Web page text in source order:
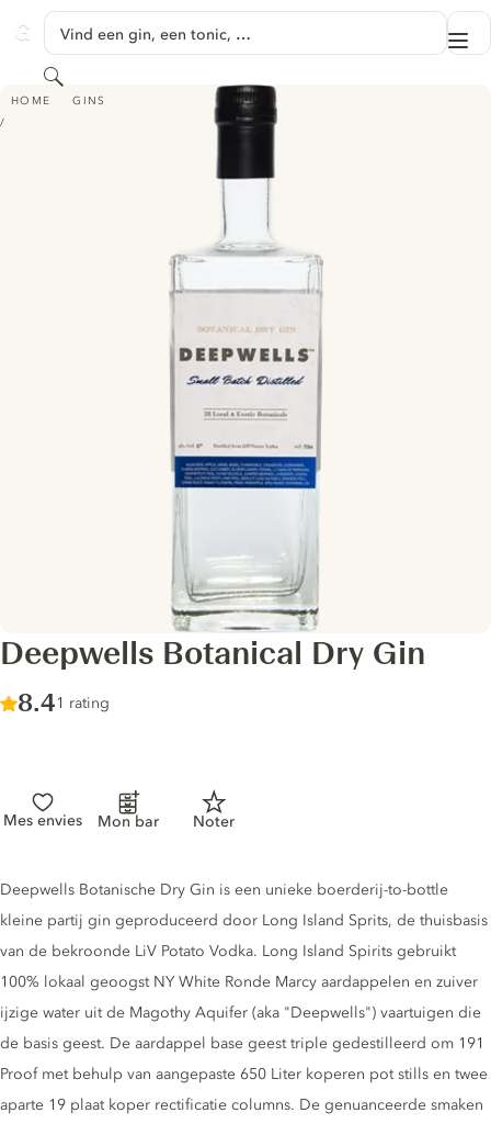
GINVENTORY
Vind een gin, een tonic, …
Zoeken
HOME GINS
DEEPWELLS BOTANICAL DRY GIN
Deepwells Botanical Dry Gin
Score :
8.4/ 10
1 rating
Mes envies Mon bar Noter
Gin description
Deepwells Botanische Dry Gin is een unieke boerderij-to-bottle
kleine partij gin geproduceerd door Long Island Sprits, de thuisbasis
van de bekroonde LiV Potato Vodka. Long Island Spirits gebruikt
100% lokaal geoogst NY White Ronde Marcy aardappelen en zuiver
ijzige water uit de Magothy Aquifer (aka "Deepwells") vaartuigen die
de basis geest. De aardappel base geest triple gedestilleerd om 191
Proof met behulp van aangepaste 650 Liter koperen pot stills en twee
aparte 19 plaat koper rectificatie columns. De genuanceerde smaken